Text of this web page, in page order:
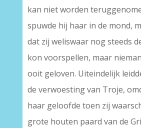
kan niet worden
spuwde hij haar in de mond,
dat zij weliswaar nog steeds
kon voorspellen, maar
ooit geloven. Uiteindelijk
de verwoesting van Troje,
haar geloofde toen zij
grote houten paard van de